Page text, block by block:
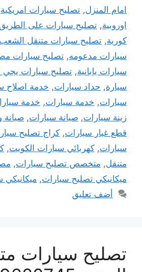
امام المنزل, تصليح سيارات امريكية
اوروبية, تصليح سيارات على الطريق
كورية, تصليح سيارات متنقل
سيارات مدعومه, تصليح سيارات
سيارات يابانية, تصليح سيارات يجي
سيارة, حداد سيارات, خدمة اصلاح
سيارات, خدمة سيارات, خدمة
زينة سيارات, صيانة سيارات, صيانة
قطع غيار سيارات, كراج تصليح
سيارات, كهربائي سيارات الكويت,
متنقل, متخصص تصليح سيارات,
ميكانيكي تصليح سيارات, ميكانيكي
أضف تعليق
تصليح سيارات